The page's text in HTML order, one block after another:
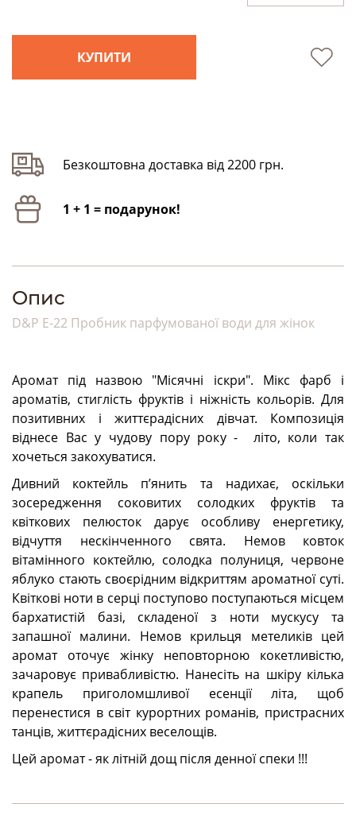
КУПИТИ
Безкоштовна доставка від 2200 грн.
1 + 1 = подарунок!
Опис
D&P E-22 Пробник парфумованої води для жінок
Аромат під назвою "Місячні іскри". Мікс фарб і
ароматів, стиглість фруктів і ніжність кольорів. Для
позитивних і життєрадісних дівчат. Композиція
віднесе Вас у чудову пору року - літо, коли так
хочеться закохуватися.
Дивний коктейль п’янить та надихає, оскільки
зосередження соковитих солодких фруктів та
квіткових пелюсток дарує особливу енергетику,
відчуття нескінченного свята. Немов ковток
вітамінного коктейлю, солодка полуниця, червоне
яблуко стають своєрідним відкриттям ароматної суті.
Квіткові ноти в серці поступово поступаються місцем
бархатистій базі, складеної з ноти мускусу та
запашної малини. Немов крильця метеликів цей
аромат оточує жінку неповторною кокетливістю,
зачаровує привабливістю. Нанесіть на шкіру кілька
крапель приголомшливої есенції літа, щоб
перенестися в світ курортних романів, пристрасних
танців, життєрадісних веселощів.
Цей аромат - як літній дощ після денної спеки !!!